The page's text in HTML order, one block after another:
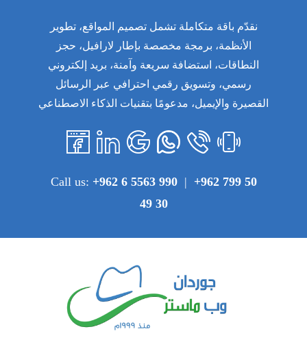
نقدّم باقة متكاملة تشمل تصميم المواقع، تطوير
الأنظمة، برمجة مخصصة بإطار لارافيل، حجز
النطاقات، استضافة سريعة وآمنة، بريد إلكتروني
رسمي، وتسويق رقمي احترافي عبر الرسائل
القصيرة والإيميل، مدعومًا بتقنيات الذكاء الاصطناعي
Call us: +962 6 5563 990| +962 799 50
49 30